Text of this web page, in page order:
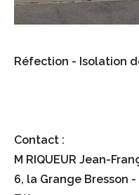
Réfection - Isolation
Contact :
M RIQUEUR Jean-
6, la Grange Bresson -